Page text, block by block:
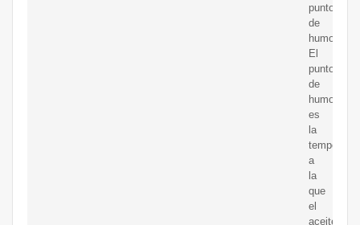
punto
de
humo?
El
punto
de
humo
es
la
a
la
que
el
aceite